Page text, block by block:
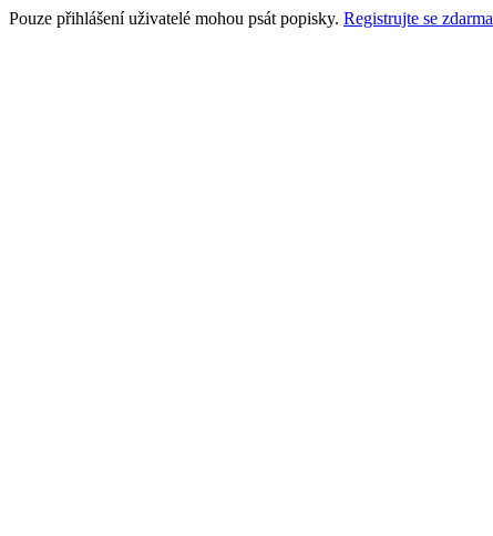
Pouze přihlášení uživatelé mohou psát popisky. Registrujte se zdarma